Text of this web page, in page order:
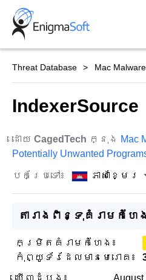
Skip
content
Threat Database Mac Malware
IndexerSource
ដោយ CagedTech ក្នុង Mac
Potentially Unwanted
បកប្រែទៅ៖ ភាសាខ្មែរ
តារាងពិន្ទុគំរាមកំហែង
កម្រិតគំរាមកំហែង៖
កុំព្យូទ័រដែលមានមេរោគ៖
ឃើញដំបូង៖
August